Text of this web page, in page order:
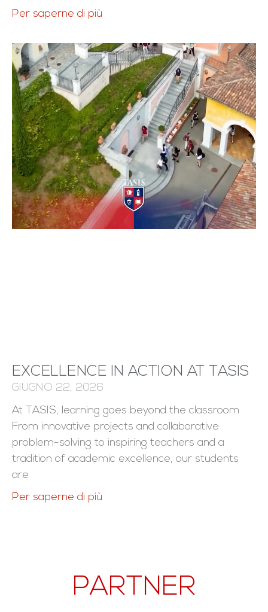
Per saperne di più
EXCELLENCE IN ACTION AT TASIS
GIUGNO 22, 2026
At TASIS, learning goes beyond the classroom.
From innovative projects and collaborative
problem-solving to inspiring teachers and a
tradition of academic excellence, our students
are
Per saperne di più
PARTNER